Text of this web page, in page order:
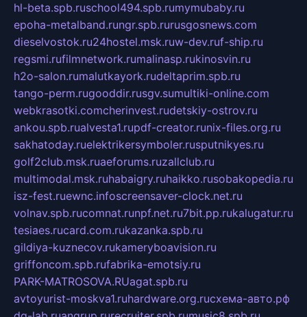
hl-beta.spb.ruschool494.spb.rumymubaby.ru
epoha-metalband.rungr.spb.rurusgosnews.com
dieselvostok.ru24hostel.msk.ruw-dev.ruf-ship.ru
regsmi.rufilmnetwork.rumalinasp.rukinosvin.ru
h2o-salon.rumalutkayork.rudeltaprim.spb.ru
tango-perm.rugooddir.rusgv.sumultiki-online.com
webkrasotki.comcherinvest.rudetskiy-ostrov.ru
ankou.spb.rualvesta1.rupdf-creator.runix-files.org.ru
sakhatoday.ruelektrikersymboler.rusputnikyes.ru
golf2club.msk.ruaeforums.ruzallclub.ru
multimodal.msk.ruhabaigry.ruhaikko.rusobakopedia.ru
isz-fest.ruewnc.infoscreensaver-clock.net.ru
volnav.spb.rucomnat.runpf.net.ru7bit.pp.rukalugatur.ru
tesiaes.rucard.com.rukazanka.spb.ru
gildiya-kuznecov.rukameryboavision.ru
griffoncom.spb.rufabrika-emotsiy.ru
PARK-MATROSOVA.RUagat.spb.ru
avtoyurist-moskva1.ruhardware.org.ruсхема-авто.рф